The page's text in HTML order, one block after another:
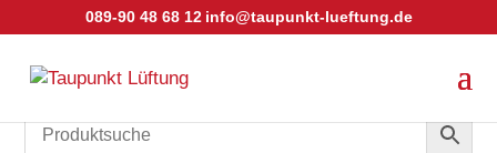
089-90 48 68 12 info@taupunkt-lueftung.de